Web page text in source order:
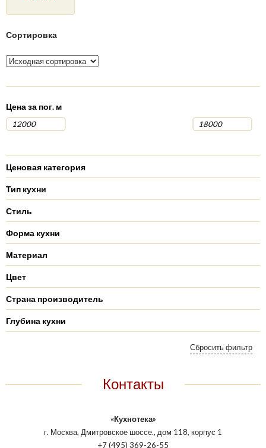
Сортировка
Цена за пог. м
Ценовая категория
Тип кухни
Стиль
Форма кухни
Материал
Цвет
Страна производитель
Глубина кухни
Контакты
«Кухнотека»
г. Москва, Дмитровское шоссе., дом 118, корпус 1
+7 (495) 369-26-55